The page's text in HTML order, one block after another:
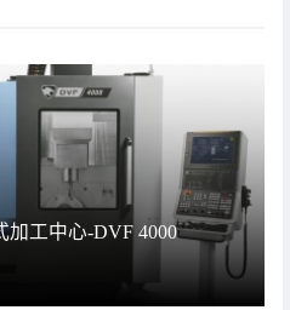
加工中心-DVF 4000